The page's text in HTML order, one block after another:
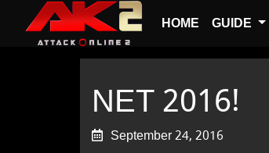
HOME GUIDE
NET 2016!
September 24, 2016